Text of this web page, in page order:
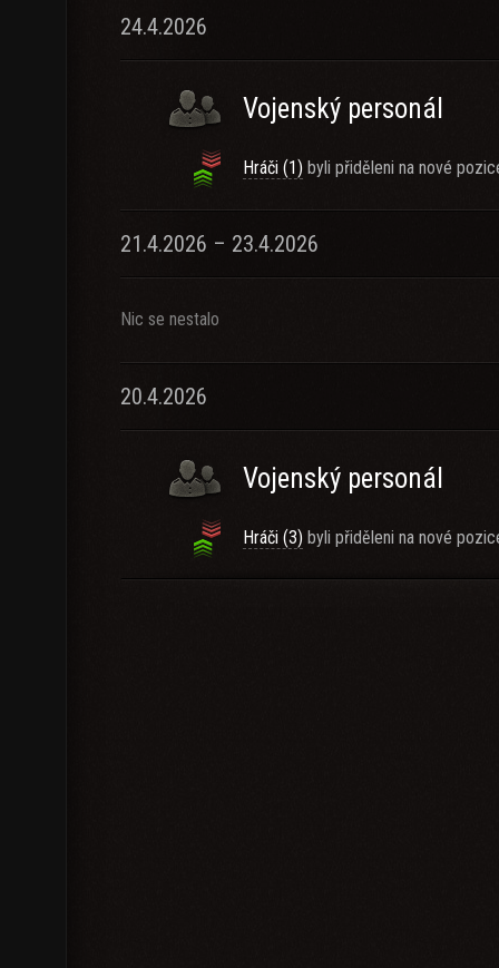
24.4.2026
Vojenský personál
Hráči (1) byli přiděleni na nové
21.4.2026 – 23.4.2026
Nic se nestalo
20.4.2026
Vojenský personál
Hráči (3) byli přiděleni na nové